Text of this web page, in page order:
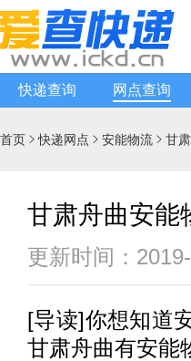
快递查询 网点查询
首页 快递网点  安能物流  甘肃
甘肃舟曲安能
更新时间：
[导读]你想知道
甘肃舟曲有安能